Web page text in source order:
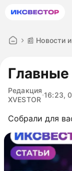
Акция:
📰 Новости
Редакция
XVESTOR
16:23,
Собрали для